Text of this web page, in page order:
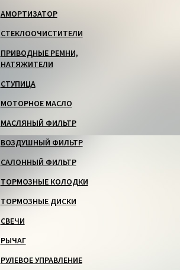
АМОРТИЗАТОР
СТЕКЛООЧИСТИТЕЛИ
ПРИВОДНЫЕ РЕМНИ,
НАТЯЖИТЕЛИ
СТУПИЦА
МОТОРНОЕ МАСЛО
МАСЛЯНЫЙ ФИЛЬТР
ВОЗДУШНЫЙ ФИЛЬТР
САЛОННЫЙ ФИЛЬТР
ТОРМОЗНЫЕ КОЛОДКИ
ТОРМОЗНЫЕ ДИСКИ
СВЕЧИ
РЫЧАГ
РУЛЕВОЕ УПРАВЛЕНИЕ